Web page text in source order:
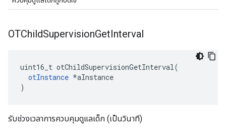
OTChildSupervisionGetInterval
uint16_t otChildSupervisionGetInterval(
otInstance *aInstance
)
รับช่วงเวลาการควบคุมดูแลเด็ก (เป็นวินาที)